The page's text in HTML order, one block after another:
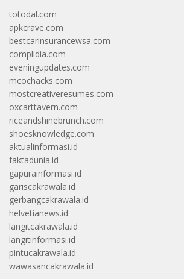
totodal.com
apkcrave.com
bestcarinsurancewsa.com
complidia.com
eveningupdates.com
mcochacks.com
mostcreativeresumes.com
oxcarttavern.com
riceandshinebrunch.com
shoesknowledge.com
aktualinformasi.id
faktadunia.id
gapurainformasi.id
gariscakrawala.id
gerbangcakrawala.id
helvetianews.id
langitcakrawala.id
langitinformasi.id
pintucakrawala.id
wawasancakrawala.id